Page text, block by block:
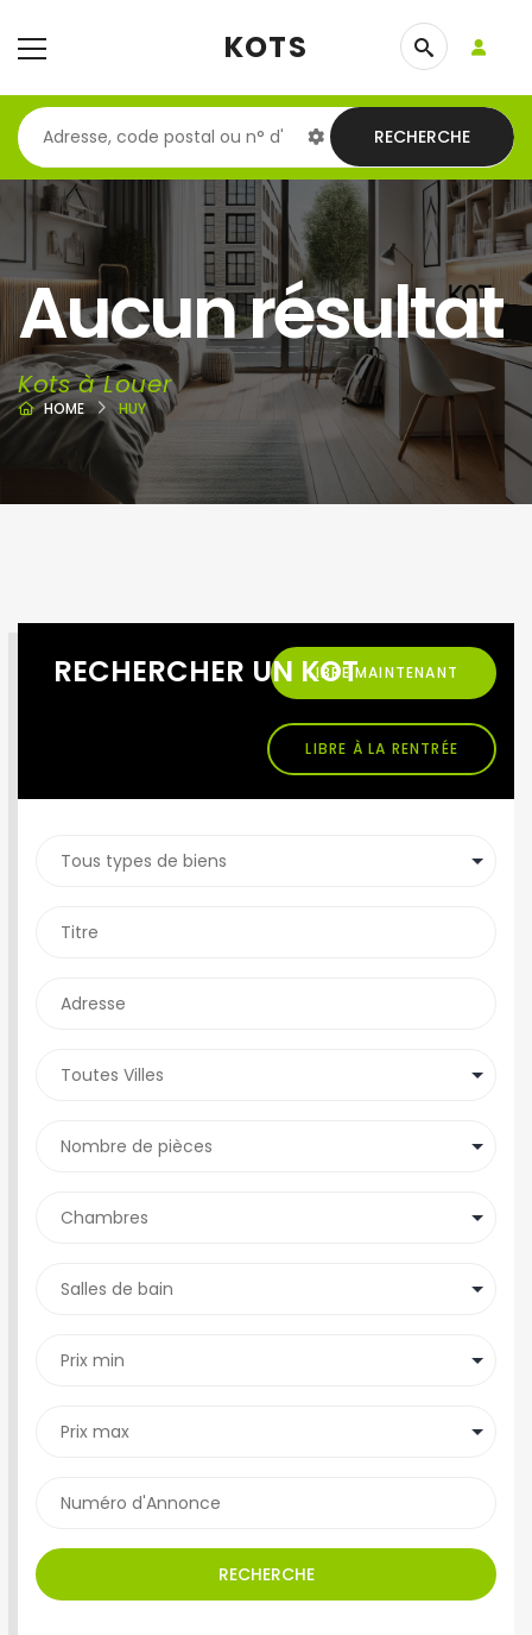
KOTS
RECHERCHE
Aucun résultat
Kots à Louer
HOME HUY
RECHERCHER UN KOTLIBRE MAINTENANT
LIBRE À LA RENTRÉE
RECHERCHE